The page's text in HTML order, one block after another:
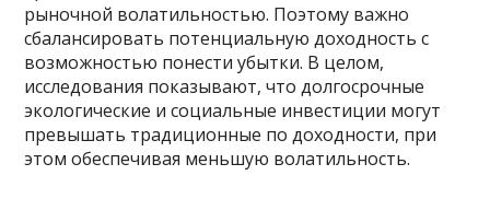
рыночной волатильностью. Поэтому важно
сбалансировать потенциальную доходность с
возможностью понести убытки. В целом,
исследования показывают, что долгосрочные
экологические и социальные инвестиции могут
превышать традиционные по доходности, при
этом обеспечивая меньшую волатильность.